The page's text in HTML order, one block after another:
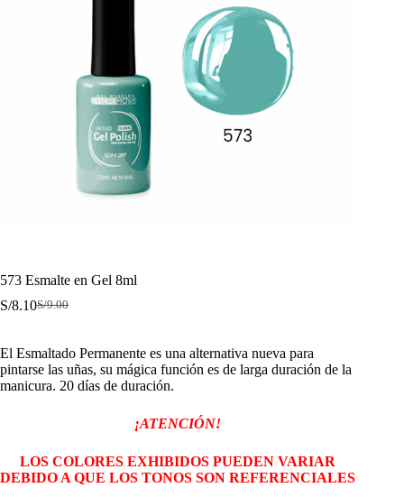
573 Esmalte en Gel 8ml
S/9.00
El
era:
S/9.00.
S/8.10El
es:
S/8.10.
El Esmaltado Permanente es una alternativa nueva para
pintarse las uñas, su mágica función es de larga duración de la
manicura. 20 días de duración.
¡ATENCIÓN!
LOS COLORES EXHIBIDOS PUEDEN VARIAR
DEBIDO A QUE LOS TONOS SON REFERENCIALES